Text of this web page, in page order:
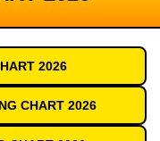
2026
CHART 2026